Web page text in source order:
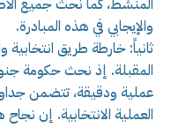
والإيجابي في هذه المبادرة.
ثانياً: خارطة طريق
المقبلة. إذ نحث حكومة
عملية ودقيقة، تتضمن
العملية الانتخابية. إن